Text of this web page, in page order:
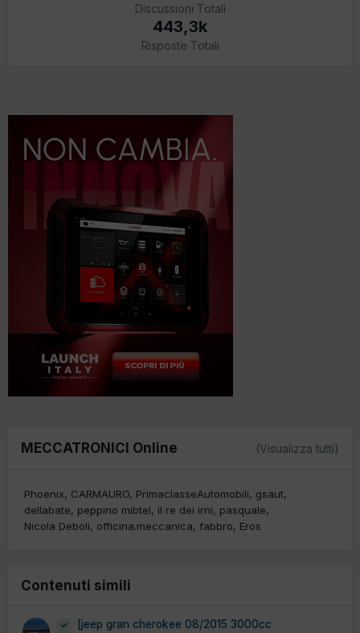
Discussioni Totali
443,3k
Risposte Totali
MECCATRONICI Online (Visualizza tutti)
Phoenix CARMAURO PrimaclasseAutomobili
gsaut
dellabate
peppino mibtel il re dei irni
pasquale
Nicola Deboli
officina.meccanica fabbro Eros
Contenuti simili
[jeep gran cherokee 08/2015 3000cc